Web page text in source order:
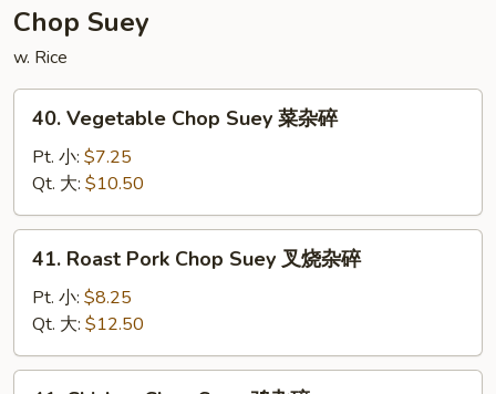
楼
炒
面
Chop Suey
w. Rice
Vegetable
Chop
Suey
菜
杂
40. Vegetable Chop Suey 菜杂碎
Pt. 小: $7.25
Qt. 大: $10.50
Roast
Pork
Chop
Suey
叉
41. Roast Pork Chop Suey 叉烧杂碎
Pt. 小: $8.25
Qt. 大: $12.50